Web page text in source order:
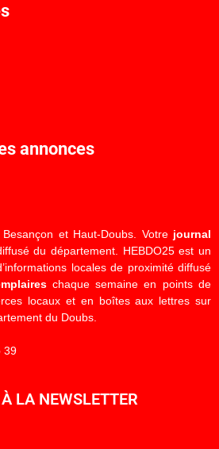
annonces
et Haut-Doubs. Votre journal
du département. HEBDO25 est un
locales de proximité diffusé
chaque semaine en points de
locaux et en boîtes aux lettres sur
du Doubs.
39
LA NEWSLETTER